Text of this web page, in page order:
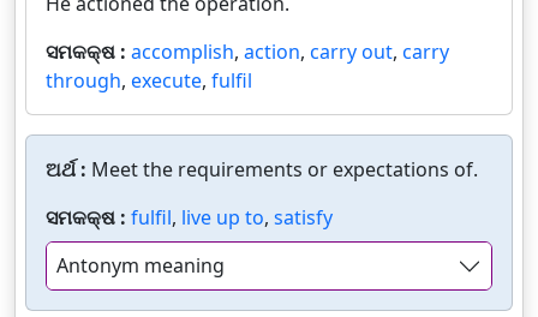
ସମକକ୍ଷ : accomplish, action, carry out, carry
through, execute, fulfil
ଅର୍ଥ : Meet the requirements or expectations of.
ସମକକ୍ଷ : fulfil, live up to, satisfy
Antonym meaning